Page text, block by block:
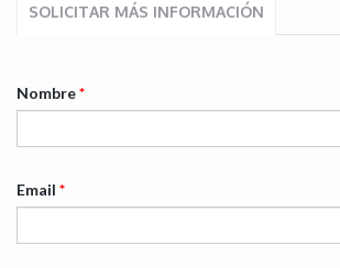
SOLICITAR MÁS INFORMACIÓN
Nombre*
Email *